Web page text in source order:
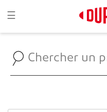
Toggle navigation
☰